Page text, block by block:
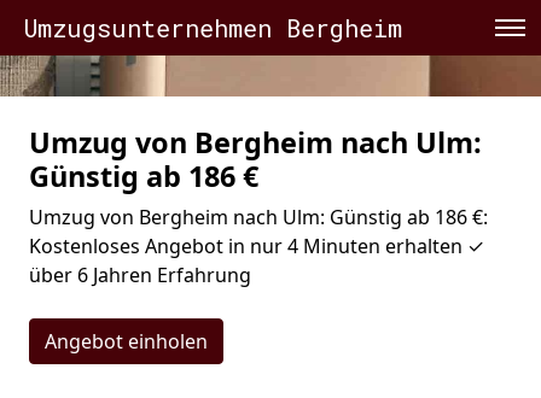
Umzugsunternehmen Bergheim
Umzug von Bergheim nach Ulm:
Günstig ab 186 €
Umzug von Bergheim nach Ulm: Günstig ab 186 €:
Kostenloses Angebot in nur 4 Minuten erhalten ✓
über 6 Jahren Erfahrung
Angebot einholen